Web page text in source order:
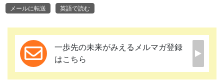
メールに転送 英語で読む
一歩先の未来がみえるメルマガ登録
はこちら